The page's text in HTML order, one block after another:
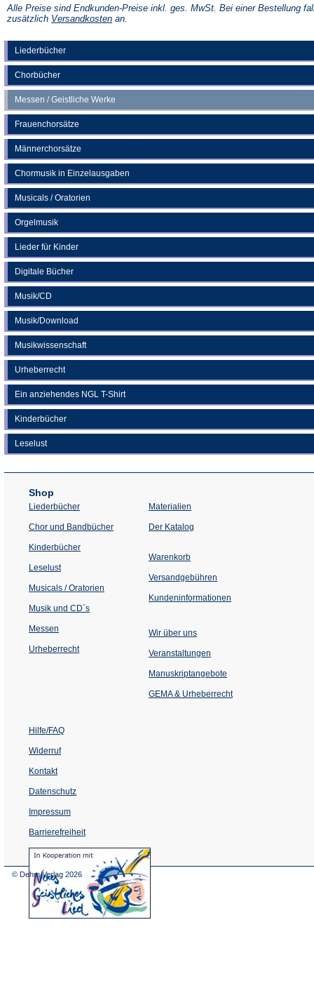
Liederbücher
Chorbücher
Messen / Geistliche Werke
Frauenchorsätze
Männerchorsätze
Chormusik in Einzelausgaben
Musicals / Oratorien
Orgelmusik
Lieder für Kinder
Digitale Bücher
Musik/CD
Musik/Download
Musikwissenschaft
Urheberrecht
Ein anziehendes NGL T-Shirt
Kinderbücher
Leselust
einem
neuen
Alle Preise sind Endkunden-Preise inkl. ges. MwSt. Bei einer Bestellung
zusätzlich Versandkosten(Öffnet
an.
Shop
Liederbücher
Chor und Bandbücher
Kinderbücher
Leselust
Musicals / Oratorien
Musik und CD´s
Messen
Urheberrecht
Materialien
Der Katalog
Warenkorb
Versandgebühren
Kundeninformationen
Wir über uns
Veranstaltungen
einem
Tab)
Manuskriptangebote
GEMA & Urheberrecht
Hilfe/FAQ
Widerruf
Kontakt
Datenschutz
Impressum
Barrierefreiheit
(Öffnet
in
© Dehm Verlag 2026